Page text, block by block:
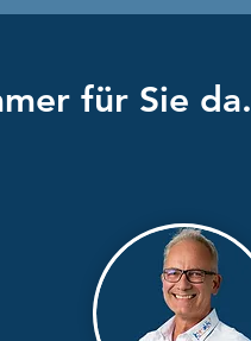
für Sie da.